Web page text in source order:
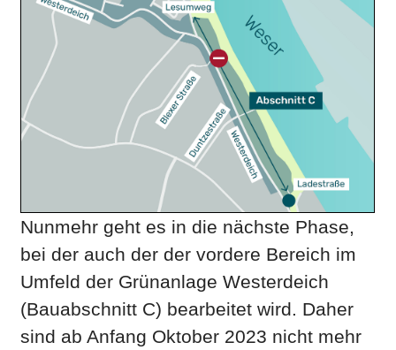
Nunmehr geht es in die nächste Phase,
bei der auch der der vordere Bereich im
Umfeld der Grünanlage Westerdeich
(Bauabschnitt C) bearbeitet wird. Daher
sind ab Anfang Oktober 2023 nicht mehr